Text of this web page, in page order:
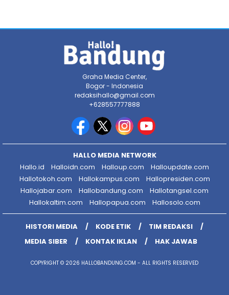
Graha Media Center,
Bogor - Indonesia
redaksihallo@gmail.com
+628557777888
HALLO MEDIA NETWORK
Hallo.id
Halloidn.com Halloup.com
Halloupdate.com
Hallotokoh.com
Hallokampus.com
Hallopresiden.com
Hallojabar.com
Hallobandung.com
Hallotangsel.com
Hallokaltim.com
Hallopapua.com Hallosolo.com
HISTORI MEDIA KODE ETIK
TIM REDAKSI
MEDIA SIBER
KONTAK IKLAN HAK JAWAB
COPYRIGHT © 2026 HALLOBANDUNG.COM - ALL RIGHTS RESERVED